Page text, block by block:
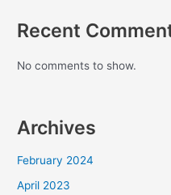
Recent
No comments to show.
Archives
February 2024
April 2023